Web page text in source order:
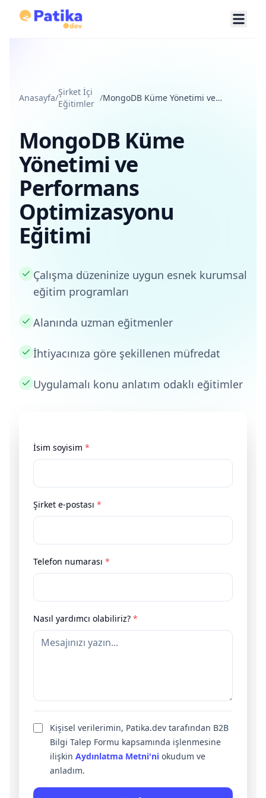
Anasayfa/
Şirket İçi
Eğitimler
/MongoDB Küme Yönetimi ve
MongoDB Küme
Yönetimi ve
Performans
Optimizasyonu
Eğitimi
Çalışma düzeninize uygun esnek kurumsal
eğitim programları
Alanında uzman eğitmenler
İhtiyacınıza göre şekillenen müfredat
Uygulamalı konu anlatım odaklı eğitimler
İsim soyisim *
Şirket e-postası *
Telefon numarası *
Nasıl yardımcı olabiliriz? *
Kişisel verilerimin, Patika.dev tarafından B2B
Bilgi Talep Formu kapsamında işlenmesine
ilişkin Aydınlatma Metni'ni okudum ve
anladım.